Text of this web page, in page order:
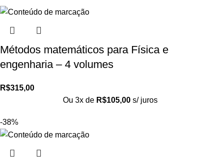
Métodos matemáticos para Física e
engenharia – 4 volumes
R$315,00
Ou 3x de R$105,00 s/ juros
-38%